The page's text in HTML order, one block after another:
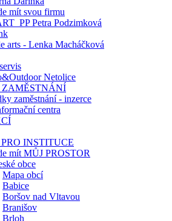
mít svou firmu
Petra Podzimková
arts - Lenka Macháčková
Netolice
zaměstnání - inzerce
centra
INSTITUCE
mít MŮJ PROSTOR
obce
Mapa obcí
Babice
Boršov nad Vltavou
Branišov
Brloh